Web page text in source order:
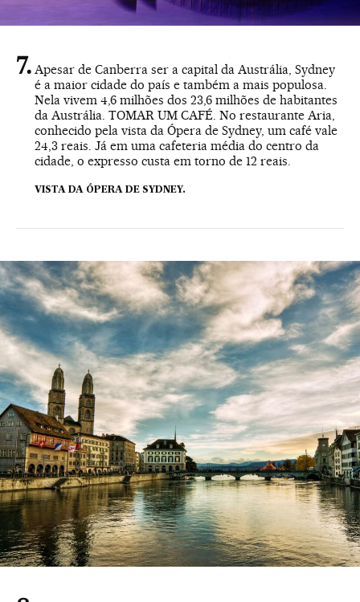
Apesar de Canberra ser a capital da Austrália, Sydney
é a maior cidade do país e também a mais populosa.
Nela vivem 4,6 milhões dos 23,6 milhões de habitantes
da Austrália. TOMAR UM CAFÉ. No restaurante Aria,
conhecido pela vista da Ópera de Sydney, um café vale
24,3 reais. Já em uma cafeteria média do centro da
cidade, o expresso custa em torno de 12 reais.
VISTA DA ÓPERA DE SYDNEY.